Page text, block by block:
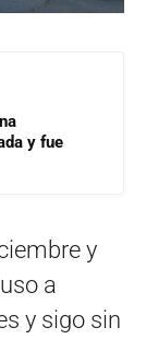
y fue
y
a
y sigo sin